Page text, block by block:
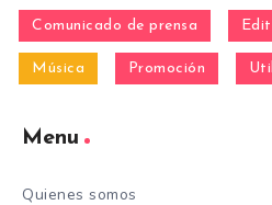
Comunicado de prensa
Música Promoción
Menu
Quienes somos